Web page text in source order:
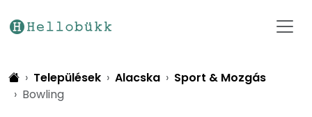
Települések Alacska
Sport & Mozgás
Bowling